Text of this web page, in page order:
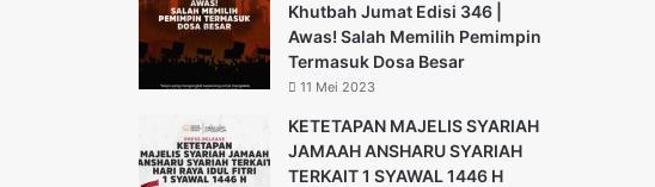
Khutbah Jumat Edisi 346 |
Awas! Salah Memilih Pemimpin
Termasuk Dosa Besar
11 Mei 2023
KETETAPAN MAJELIS SYARIAH
JAMAAH ANSHARU SYARIAH
TERKAIT 1 SYAWAL 1446 H